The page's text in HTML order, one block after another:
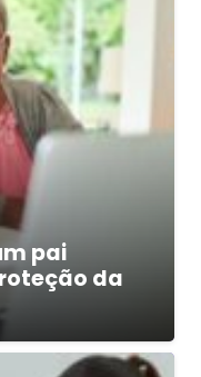
pai
da